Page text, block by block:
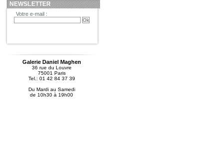
NEWSLETTER
Votre e-mail :
Galerie Daniel Maghen
36 rue du Louvre
75001 Paris
Tel.: 01 42 84 37 39
Du Mardi au Samedi
de 10h30 à 19h00